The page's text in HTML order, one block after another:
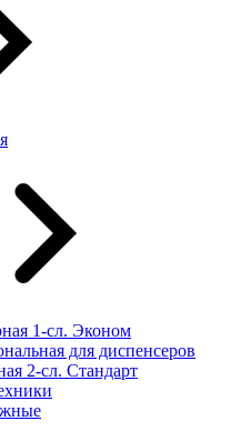
1-сл. Эконом
для диспенсеров
2-сл. Стандарт